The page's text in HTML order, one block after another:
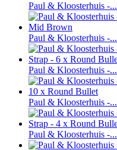
Paul & Kloosterhuis -...
Paul & Kloosterhuis -...
Paul & Kloosterhuis -...
Paul & Kloosterhuis -...
Paul & Kloosterhuis -...